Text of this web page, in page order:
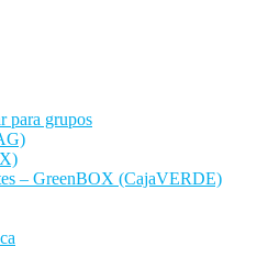
para grupos
– GreenBOX (CajaVERDE)